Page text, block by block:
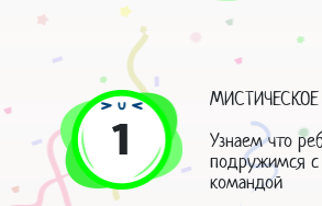
1
Узнаем что
подружимся
командой